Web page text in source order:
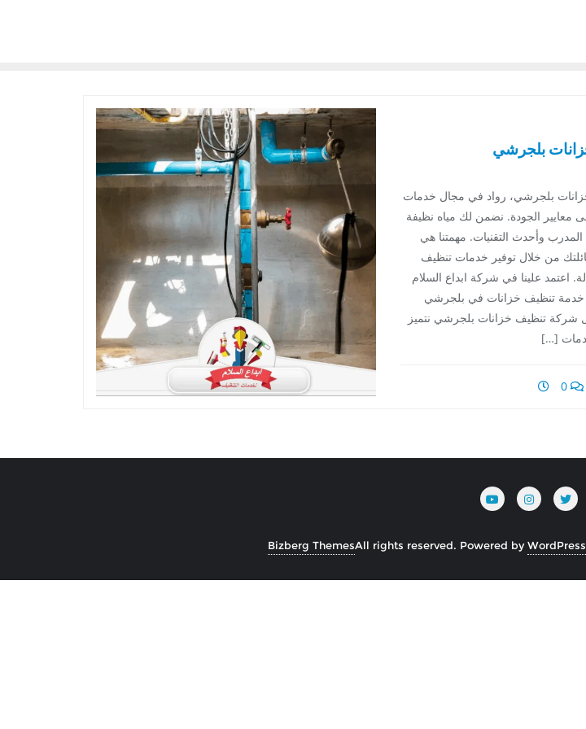
بلجرشي
بلجرشي، رواد في مجال خدمات
معايير الجودة. نضمن لك مياه نظيفة
وأحدث التقنيات. مهمتنا هي
من خلال توفير خدمات تنظيف
اعتمد علينا في شركة ابداع السلام
تنظيف خزانات في بلجرشي
افضل شركة تنظيف خزانات بلجرشي نتميز
[…]
Powered byWordPress
Bizberg Themes